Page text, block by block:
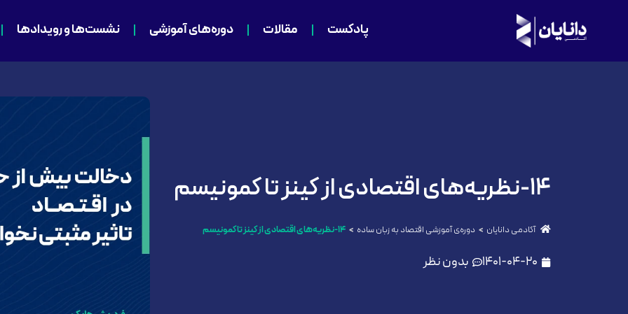
پادکست مقالات دوره‌های آموزشی نشست‌ها و رویدادها
۱۴-نظریه‌های اقتصادی از کینز تا کمونیسم
آکادمی دانایان دوره‌ی آموزشی اقتصاد به زبان ساده ۱۴-نظریه‌های اقتصادی از کینز تا کمونیسم
1401-04-20 بدون نظر